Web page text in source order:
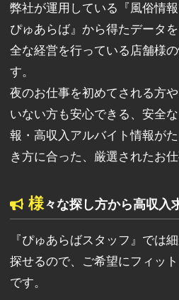
弊社が運用している『風俗情報
ぴゅあらば』から得たデータ
全な経営を行っている店舗様
す。
夜のお仕事を初めてされる方
いない方も安心できる、安全
報・高収入アルバイト情報が
き方に合った、厳選されたお
様々な探し方から高収入
『ぴゅあらばスタッフ』では
探せるので、ご希望にフィッ
です。